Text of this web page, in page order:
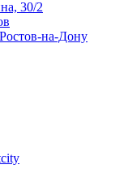
30/2
на-Дону